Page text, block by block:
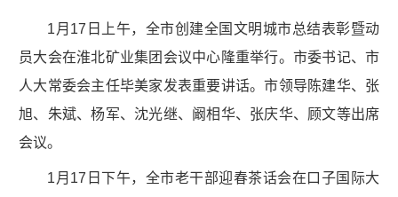
1月17日上午，全市创建全国文明城市总结表彰暨动
员大会在淮北矿业集团会议中心隆重举行。市委书记、市
人大常委会主任毕美家发表重要讲话。市领导陈建华、张
旭、朱斌、杨军、沈光继、阚相华、张庆华、顾文等出席
会议。
1月17日下午，全市老干部迎春茶话会在口子国际大